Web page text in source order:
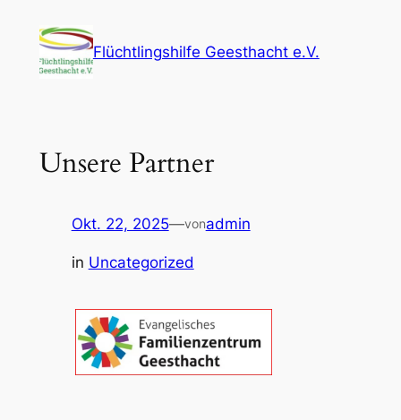
Inhalt
springen
Flüchtlingshilfe Geesthacht e.V.
Unsere Partner
Okt. 22, 2025—vonadmin
in Uncategorized